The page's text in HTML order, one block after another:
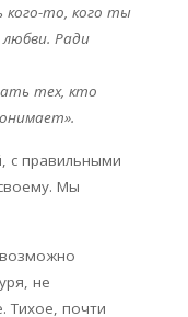
то, кого ты
Ради
тех, кто
с правильными
Мы
не
Тихое, почти